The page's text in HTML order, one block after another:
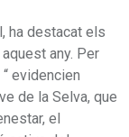
ha destacat els
any. Per
evidencien
de la Selva, que
el